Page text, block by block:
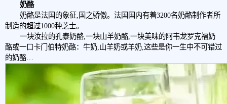
奶酪
奶酪是法国的象征,国之骄傲。法国国内有着3200名奶酪制作者所
制造的超过1000种芝士。
一块汝拉的孔泰奶酪,一块山羊奶酪,一块美味的阿韦龙罗克福奶
酪或一口卡门伯特奶酪：牛奶,山羊奶或羊奶,这些是你一生中不可错过
的奶酪…